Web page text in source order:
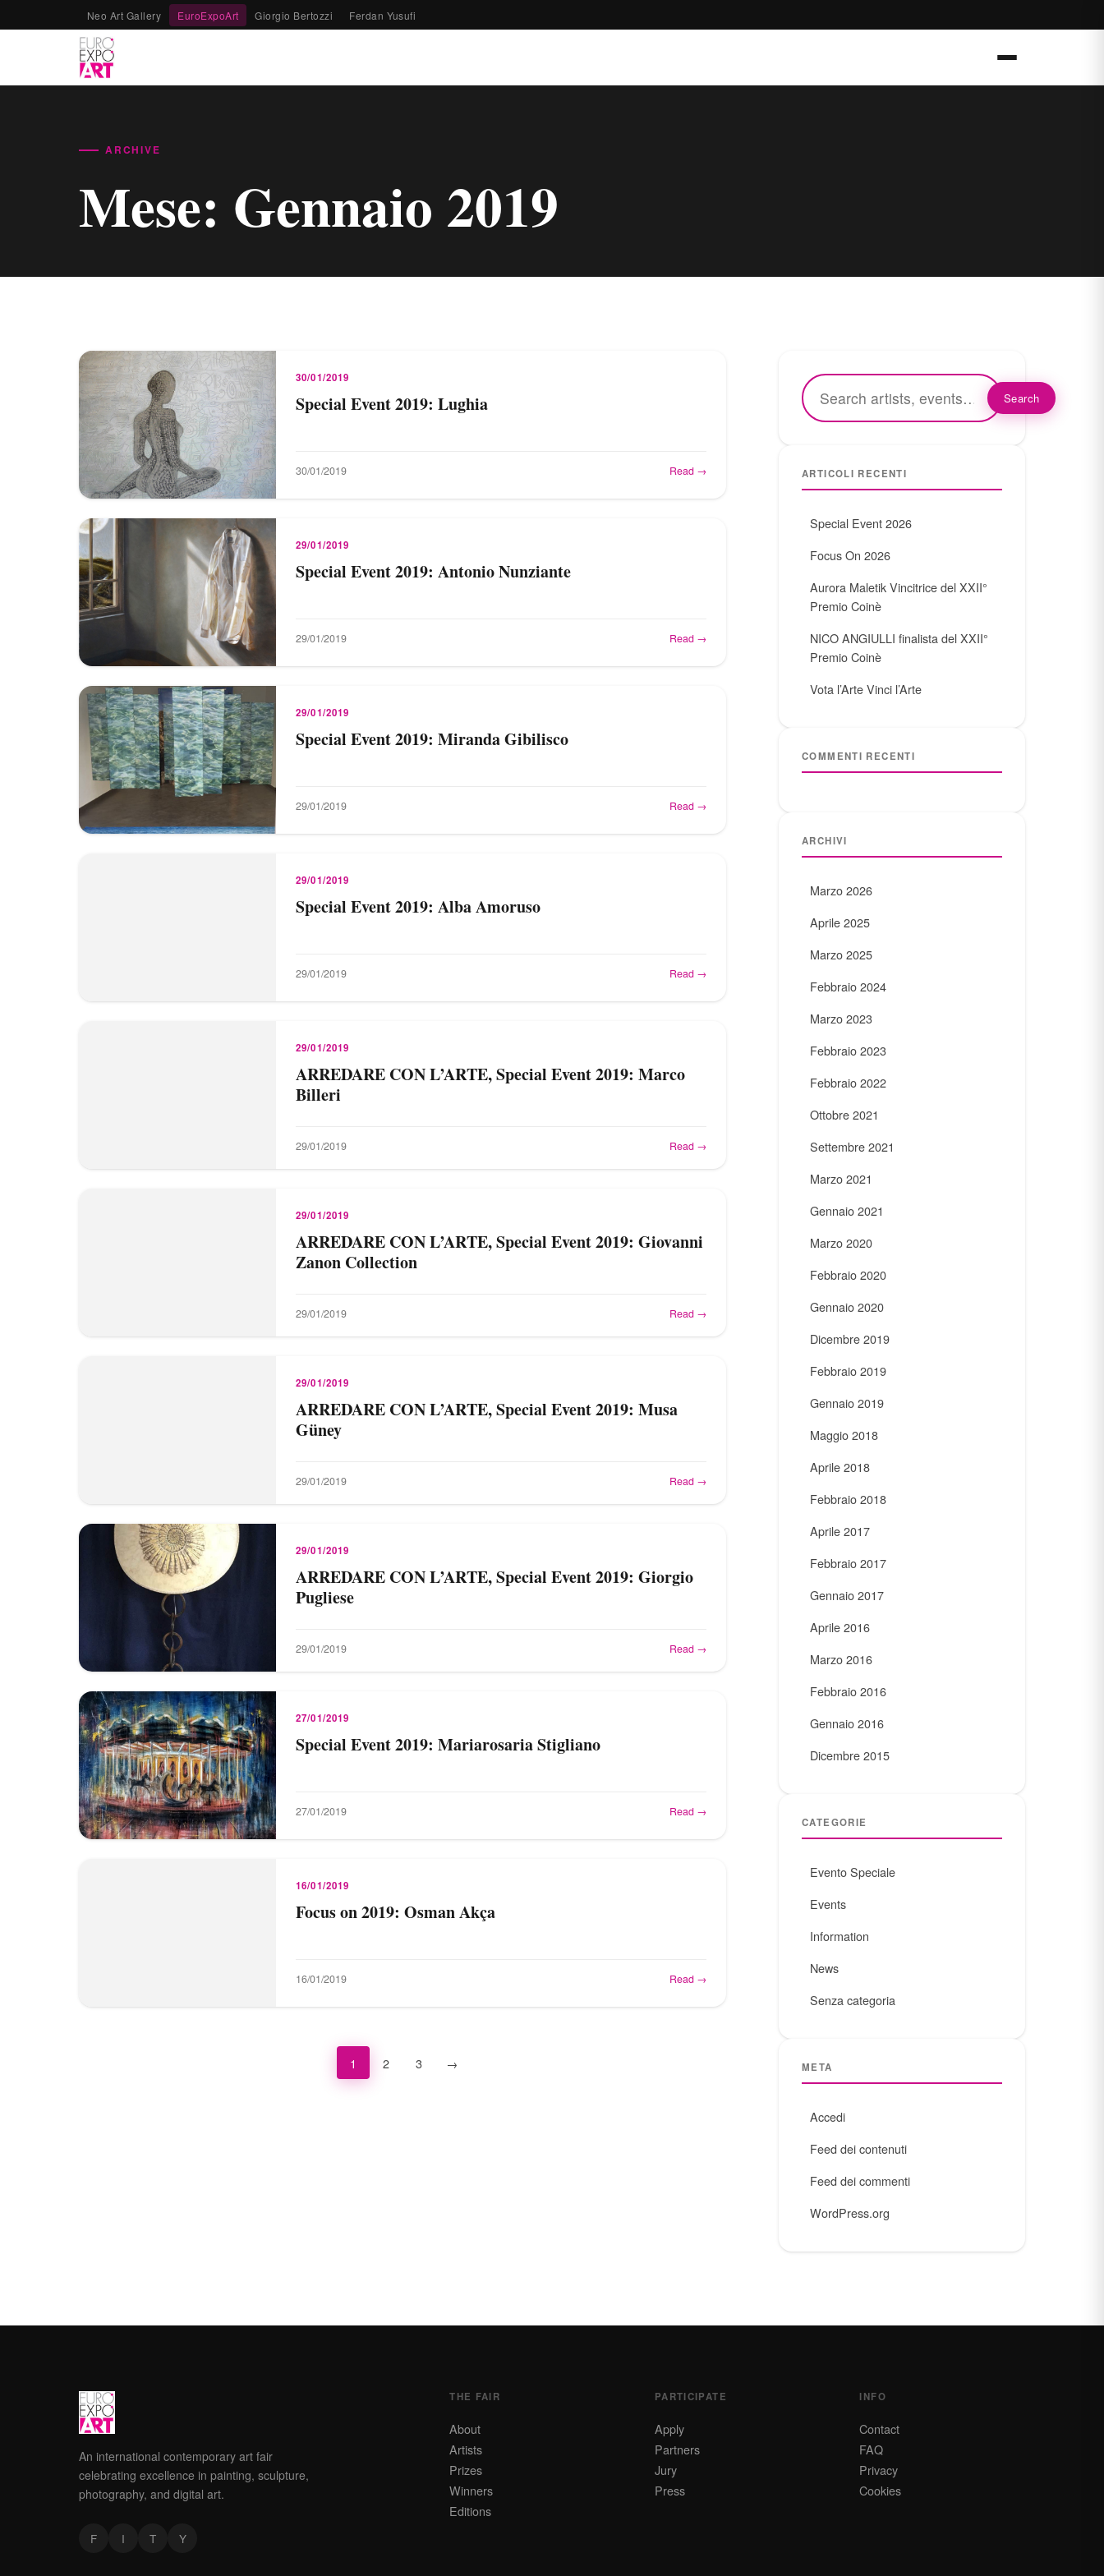
Neo Art Gallery EuroExpoArt Giorgio Bertozzi Ferdan Yusufi
ARCHIVE
Mese: Gennaio 2019
30/01/2019
Special Event 2019: Lughia
30/01/2019 Read →
29/01/2019
Special Event 2019: Antonio Nunziante
29/01/2019 Read →
29/01/2019
Special Event 2019: Miranda Gibilisco
29/01/2019 Read →
29/01/2019
Special Event 2019: Alba Amoruso
29/01/2019 Read →
29/01/2019
ARREDARE CON L’ARTE, Special Event 2019: Marco
Billeri
29/01/2019 Read →
29/01/2019
ARREDARE CON L’ARTE, Special Event 2019: Giovanni
Zanon Collection
29/01/2019 Read →
29/01/2019
ARREDARE CON L’ARTE, Special Event 2019: Musa
Güney
29/01/2019 Read →
29/01/2019
ARREDARE CON L’ARTE, Special Event 2019: Giorgio
Pugliese
29/01/2019 Read →
27/01/2019
Special Event 2019: Mariarosaria Stigliano
27/01/2019 Read →
16/01/2019
Focus on 2019: Osman Akça
16/01/2019 Read →
1 2 3 →
Search
ARTICOLI RECENTI
Special Event 2026
Focus On 2026
Aurora Maletik Vincitrice del XXII°
Premio Coinè
NICO ANGIULLI finalista del XXII°
Premio Coinè
Vota l’Arte Vinci l’Arte
COMMENTI RECENTI
ARCHIVI
Marzo 2026
Aprile 2025
Marzo 2025
Febbraio 2024
Marzo 2023
Febbraio 2023
Febbraio 2022
Ottobre 2021
Settembre 2021
Marzo 2021
Gennaio 2021
Marzo 2020
Febbraio 2020
Gennaio 2020
Dicembre 2019
Febbraio 2019
Gennaio 2019
Maggio 2018
Aprile 2018
Febbraio 2018
Aprile 2017
Febbraio 2017
Gennaio 2017
Aprile 2016
Marzo 2016
Febbraio 2016
Gennaio 2016
Dicembre 2015
CATEGORIE
Evento Speciale
Events
Information
News
Senza categoria
META
Accedi
Feed dei contenuti
Feed dei commenti
WordPress.org
An international contemporary art fair
celebrating excellence in painting, sculpture,
photography, and digital art.
F I T Y
THE FAIR
About
Artists
Prizes
Winners
Editions
PARTICIPATE
Apply
Partners
Jury
Press
INFO
Contact
FAQ
Privacy
Cookies